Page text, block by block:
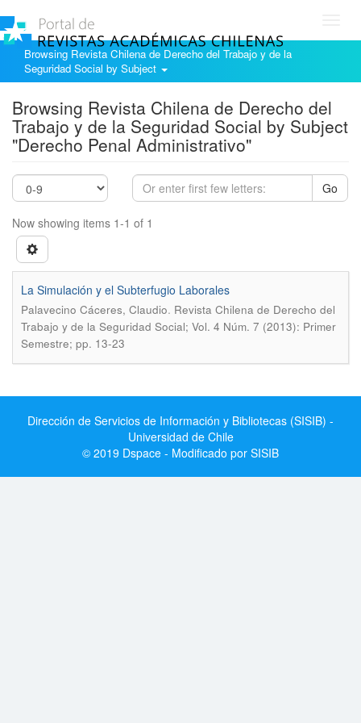
Browsing Revista Chilena de Derecho del Trabajo y de la
Seguridad Social by Subject
Browsing Revista Chilena de Derecho del
Trabajo y de la Seguridad Social by Subject
"Derecho Penal Administrativo"
Go
Now showing items 1-1 of 1
La Simulación y el Subterfugio Laborales
Palavecino Cáceres, Claudio. Revista Chilena de Derecho del
Trabajo y de la Seguridad Social; Vol. 4 Núm. 7 (2013): Primer
Semestre; pp. 13-23
Dirección de Servicios de Información y Bibliotecas (SISIB) -
Universidad de Chile
© 2019 Dspace - Modificado por SISIB